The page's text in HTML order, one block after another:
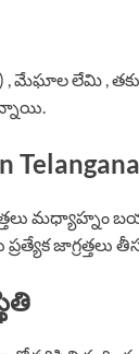
మేఘాల లేమి ,
మధ్యాహ్నం
ప్రత్యేక జాగ్రత్తలు